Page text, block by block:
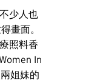
少人也
畫面。
照料香
In
姐妹的